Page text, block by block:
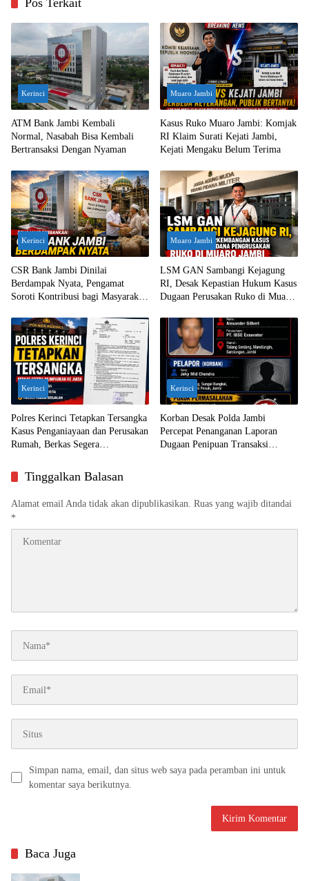
Pos Terkait
Kerinci
ATM Bank Jambi Kembali
Normal, Nasabah Bisa Kembali
Bertransaksi Dengan Nyaman
Muaro Jambi
Kasus Ruko Muaro Jambi: Komjak
RI Klaim Surati Kejati Jambi,
Kejati Mengaku Belum Terima
Kerinci
CSR Bank Jambi Dinilai
Berdampak Nyata, Pengamat
Soroti Kontribusi bagi Masyarakat
Muaro Jambi
LSM GAN Sambangi Kejagung
RI, Desak Kepastian Hukum Kasus
Dugaan Perusakan Ruko di Muaro
Kerinci
Polres Kerinci Tetapkan Tersangka
Kasus Penganiayaan dan Perusakan
Rumah, Berkas Segera
Kerinci
Korban Desak Polda Jambi
Percepat Penanganan Laporan
Dugaan Penipuan Transaksi
Tinggalkan Balasan
Alamat email Anda tidak akan dipublikasikan. Ruas yang wajib ditandai
*
Simpan nama, email, dan situs web saya pada peramban ini untuk
komentar saya berikutnya.
Baca Juga